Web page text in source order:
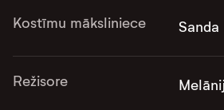
Kostīmu māksliniece Sanda
Režisore